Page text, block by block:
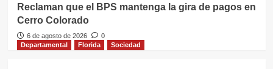
Reclaman que el BPS mantenga la gira de pagos en
Cerro Colorado
6 de agosto de 2026
0
Departamental
Florida Sociedad